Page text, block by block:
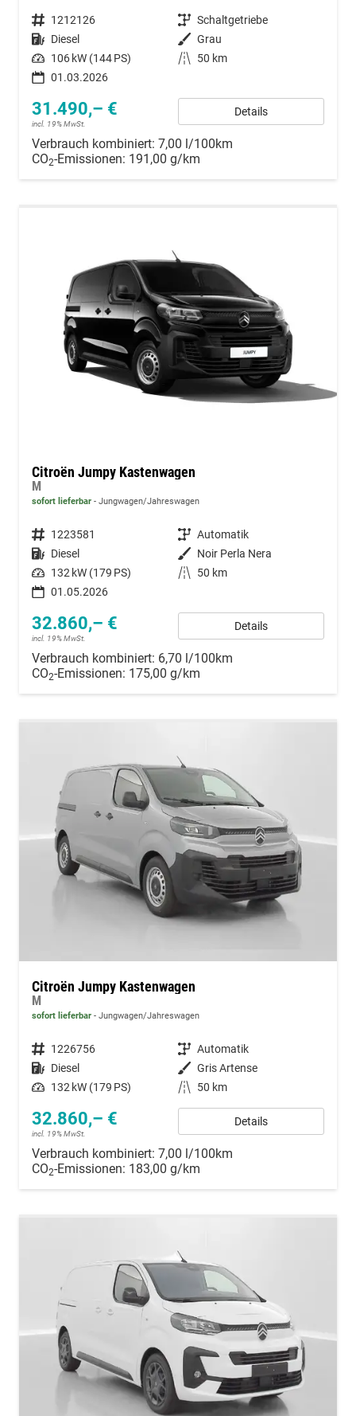
Fahrzeugnummer 1212126 Getriebe Schaltgetriebe
Kraftstoff Diesel Außenfarbe Grau
Leistung 106 kW (144 PS) Kilometerstand
50 km
01.03.2026
31.490,– €
incl. 19% MwSt.
Details
Verbrauch kombiniert: 7,00 l/100km
CO2-Emissionen: 191,00 g/km
Citroën Jumpy Kastenwagen
M
sofort lieferbar Jungwagen/Jahreswagen
Fahrzeugnummer 1223581 Getriebe Automatik
Kraftstoff Diesel Außenfarbe Noir Perla Nera
Leistung 132 kW (179 PS) Kilometerstand
50 km
01.05.2026
32.860,– €
incl. 19% MwSt.
Details
Verbrauch kombiniert: 6,70 l/100km
CO2-Emissionen: 175,00 g/km
Citroën Jumpy Kastenwagen
M
sofort lieferbar Jungwagen/Jahreswagen
Fahrzeugnummer 1226756 Getriebe Automatik
Kraftstoff Diesel Außenfarbe Gris Artense
Leistung 132 kW (179 PS) Kilometerstand 50 km
32.860,– €
incl. 19% MwSt.
Details
Verbrauch kombiniert: 7,00 l/100km
CO2-Emissionen: 183,00 g/km